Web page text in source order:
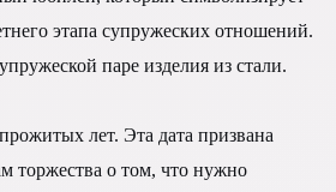
этапа супружеских отношений.
паре изделия из стали.
лет. Эта дата призвана
торжества о том, что нужно